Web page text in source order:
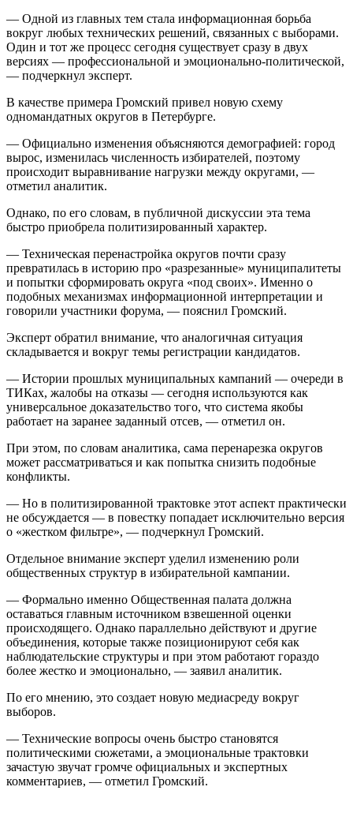
— Одной из главных тем стала информационная борьба
вокруг любых технических решений, связанных с выборами.
Один и тот же процесс сегодня существует сразу в двух
версиях — профессиональной и эмоционально-политической,
— подчеркнул эксперт.
В качестве примера Громский привел новую схему
одномандатных округов в Петербурге.
— Официально изменения объясняются демографией: город
вырос, изменилась численность избирателей, поэтому
происходит выравнивание нагрузки между округами, —
отметил аналитик.
Однако, по его словам, в публичной дискуссии эта тема
быстро приобрела политизированный характер.
— Техническая перенастройка округов почти сразу
превратилась в историю про «разрезанные» муниципалитеты
и попытки сформировать округа «под своих». Именно о
подобных механизмах информационной интерпретации и
говорили участники форума, — пояснил Громский.
Эксперт обратил внимание, что аналогичная ситуация
складывается и вокруг темы регистрации кандидатов.
— Истории прошлых муниципальных кампаний — очереди в
ТИКах, жалобы на отказы — сегодня используются как
универсальное доказательство того, что система якобы
работает на заранее заданный отсев, — отметил он.
При этом, по словам аналитика, сама перенарезка округов
может рассматриваться и как попытка снизить подобные
конфликты.
— Но в политизированной трактовке этот аспект практически
не обсуждается — в повестку попадает исключительно версия
о «жестком фильтре», — подчеркнул Громский.
Отдельное внимание эксперт уделил изменению роли
общественных структур в избирательной кампании.
— Формально именно Общественная палата должна
оставаться главным источником взвешенной оценки
происходящего. Однако параллельно действуют и другие
объединения, которые также позиционируют себя как
наблюдательские структуры и при этом работают гораздо
более жестко и эмоционально, — заявил аналитик.
По его мнению, это создает новую медиасреду вокруг
выборов.
— Технические вопросы очень быстро становятся
политическими сюжетами, а эмоциональные трактовки
зачастую звучат громче официальных и экспертных
комментариев, — отметил Громский.